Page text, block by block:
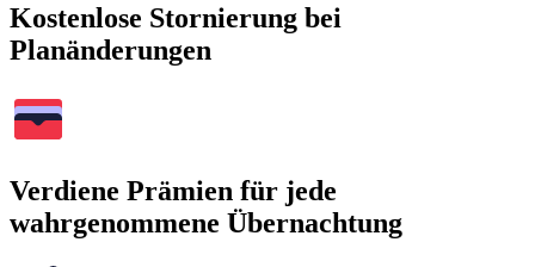
Kostenlose Stornierung bei
Planänderungen
Verdiene Prämien für jede
wahrgenommene Übernachtung